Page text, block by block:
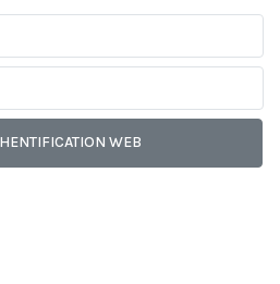
WEB